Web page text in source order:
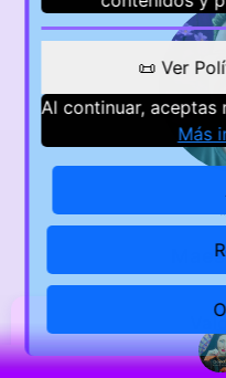
⭐
📜 Ver
Al continuar, aceptas
Más